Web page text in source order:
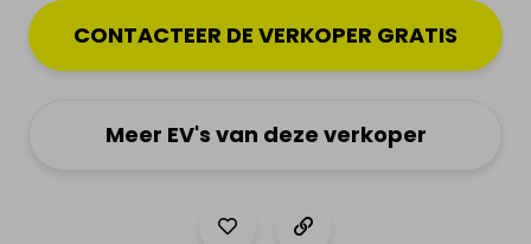
Nieuws & actualiteit
MIJN PROFIEL
CONTACTEER DE VERKOPER GRATIS
Meer EV's van deze verkoper